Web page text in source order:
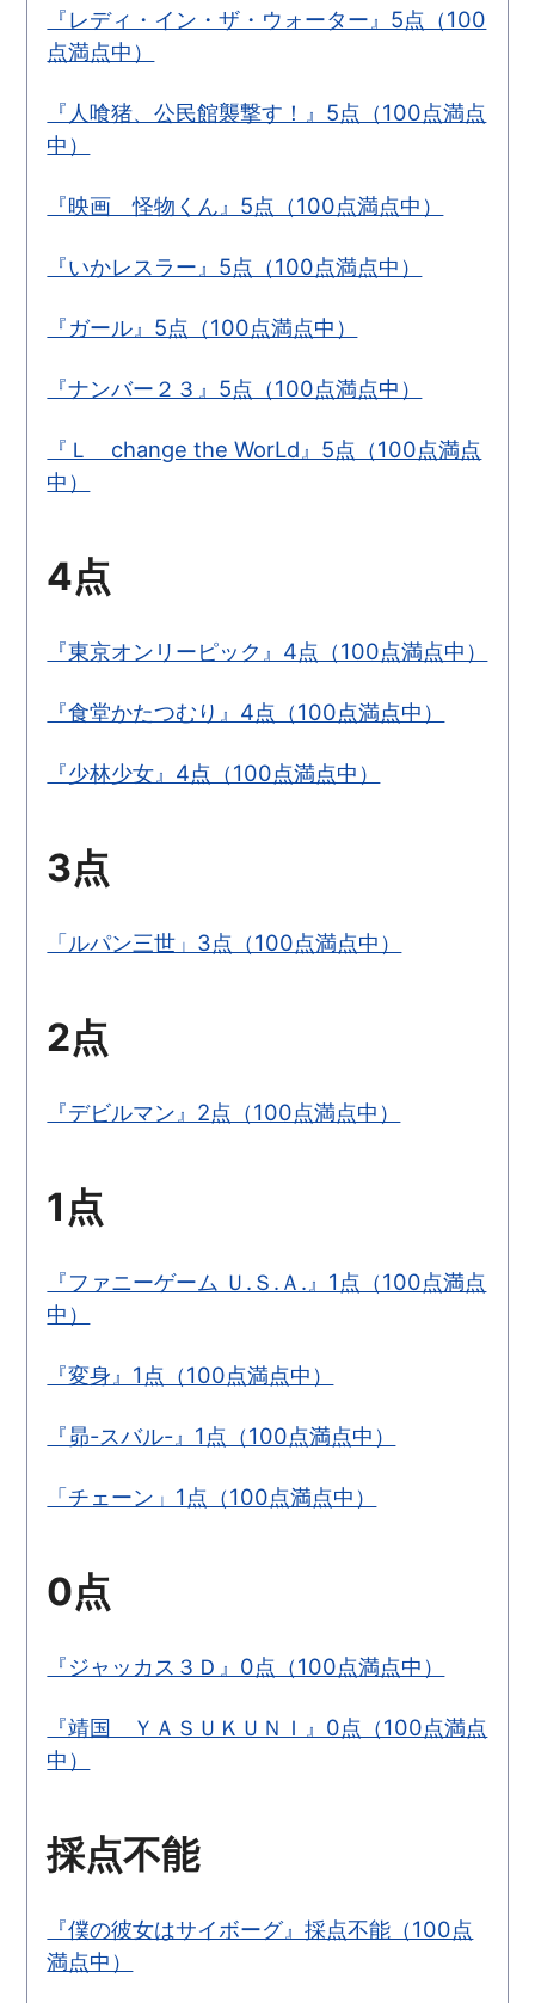
『レディ・イン・ザ・ウォーター』5点（100
点満点中）
『人喰猪、公民館襲撃す！』5点（100点満点
中）
『映画 怪物くん』5点（100点満点中）
『いかレスラー』5点（100点満点中）
『ガール』5点（100点満点中）
『ナンバー２３』5点（100点満点中）
『Ｌ change the WorLd』5点（100点満点
中）
4点
『東京オンリーピック』4点（100点満点中）
『食堂かたつむり』4点（100点満点中）
『少林少女』4点（100点満点中）
3点
「ルパン三世」3点（100点満点中）
2点
『デビルマン』2点（100点満点中）
1点
『ファニーゲーム Ｕ.Ｓ.Ａ.』1点（100点満点
中）
『変身』1点（100点満点中）
『昴-スバル-』1点（100点満点中）
「チェーン」1点（100点満点中）
0点
『ジャッカス３Ｄ』0点（100点満点中）
『靖国 ＹＡＳＵＫＵＮＩ』0点（100点満点
中）
採点不能
『僕の彼女はサイボーグ』採点不能（100点
満点中）